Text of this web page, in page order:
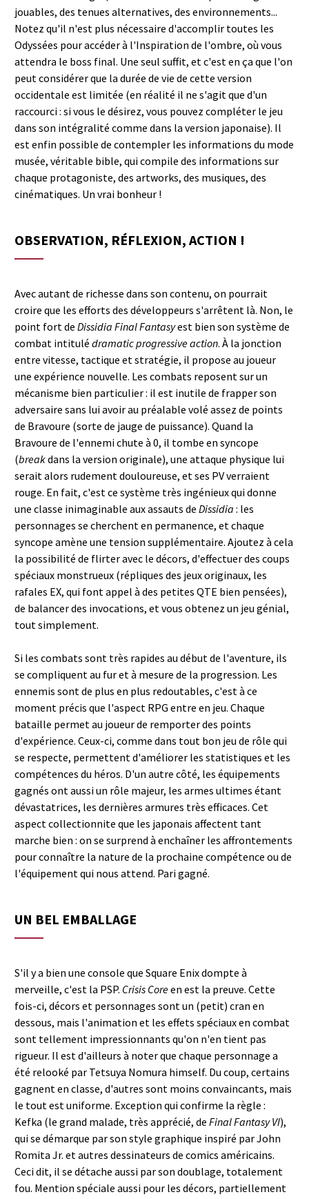
jouables, des tenues alternatives, des environnements...
Notez qu'il n'est plus nécessaire d'accomplir toutes les
Odyssées pour accéder à l'Inspiration de l'ombre, où vous
attendra le boss final. Une seul suffit, et c'est en ça que l'on
peut considérer que la durée de vie de cette version
occidentale est limitée (en réalité il ne s'agit que d'un
raccourci : si vous le désirez, vous pouvez compléter le jeu
dans son intégralité comme dans la version japonaise). Il
est enfin possible de contempler les informations du mode
musée, véritable bible, qui compile des informations sur
chaque protagoniste, des artworks, des musiques, des
cinématiques. Un vrai bonheur !
OBSERVATION, RÉFLEXION, ACTION !
Avec autant de richesse dans son contenu, on pourrait
croire que les efforts des développeurs s'arrêtent là. Non, le
point fort de Dissidia Final Fantasyest bien son système de
combat intitulé dramatic progressive action. À la jonction
entre vitesse, tactique et stratégie, il propose au joueur
une expérience nouvelle. Les combats reposent sur un
mécanisme bien particulier : il est inutile de frapper son
adversaire sans lui avoir au préalable volé assez de points
de Bravoure (sorte de jauge de puissance). Quand la
Bravoure de l'ennemi chute à 0, il tombe en syncope
(breakdans la version originale), une attaque physique lui
serait alors rudement douloureuse, et ses PV verraient
rouge. En fait, c'est ce système très ingénieux qui donne
une classe inimaginable aux assauts de Dissidia : les
personnages se cherchent en permanence, et chaque
syncope amène une tension supplémentaire. Ajoutez à cela
la possibilité de flirter avec le décors, d'effectuer des coups
spéciaux monstrueux (répliques des jeux originaux, les
rafales EX, qui font appel à des petites QTE bien pensées),
de balancer des invocations, et vous obtenez un jeu génial,
tout simplement.
Si les combats sont très rapides au début de l'aventure, ils
se compliquent au fur et à mesure de la progression. Les
ennemis sont de plus en plus redoutables, c'est à ce
moment précis que l'aspect RPG entre en jeu. Chaque
bataille permet au joueur de remporter des points
d'expérience. Ceux-ci, comme dans tout bon jeu de rôle qui
se respecte, permettent d'améliorer les statistiques et les
compétences du héros. D'un autre côté, les équipements
gagnés ont aussi un rôle majeur, les armes ultimes étant
dévastatrices, les dernières armures très efficaces. Cet
aspect collectionnite que les japonais affectent tant
marche bien : on se surprend à enchaîner les affrontements
pour connaître la nature de la prochaine compétence ou de
l'équipement qui nous attend. Pari gagné.
UN BEL EMBALLAGE
S'il y a bien une console que Square Enix dompte à
merveille, c'est la PSP. Crisis Coreen est la preuve. Cette
fois-ci, décors et personnages sont un (petit) cran en
dessous, mais l'animation et les effets spéciaux en combat
sont tellement impressionnants qu'on n'en tient pas
rigueur. Il est d'ailleurs à noter que chaque personnage a
été relooké par Tetsuya Nomura himself. Du coup, certains
gagnent en classe, d'autres sont moins convaincants, mais
le tout est uniforme. Exception qui confirme la règle :
Kefka (le grand malade, très apprécié, de Final Fantasy VI),
qui se démarque par son style graphique inspiré par John
Romita Jr. et autres dessinateurs de comics américains.
Ceci dit, il se détache aussi par son doublage, totalement
fou. Mention spéciale aussi pour les décors, partiellement